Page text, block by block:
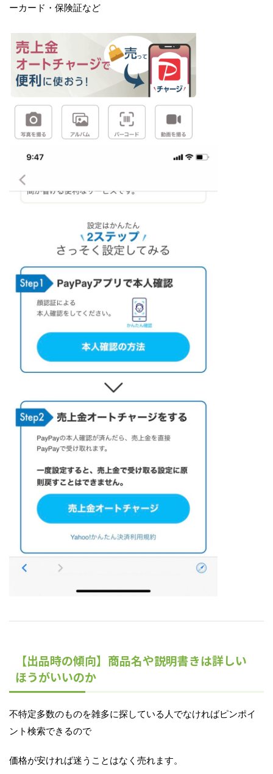
ーカード・保険証など
【出品時の傾向】商品名や説明書きは詳しい
ほうがいいのか
不特定多数のものを雑多に探している人でなければピンポイ
ント検索できるので
価格が安ければ迷うことはなく売れます。